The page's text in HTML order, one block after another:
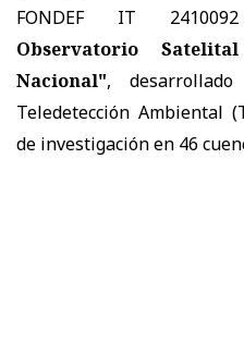
FONDEF IT 2410092
Observatorio
Nacional",
Teledetección Ambiental
de investigación en 46